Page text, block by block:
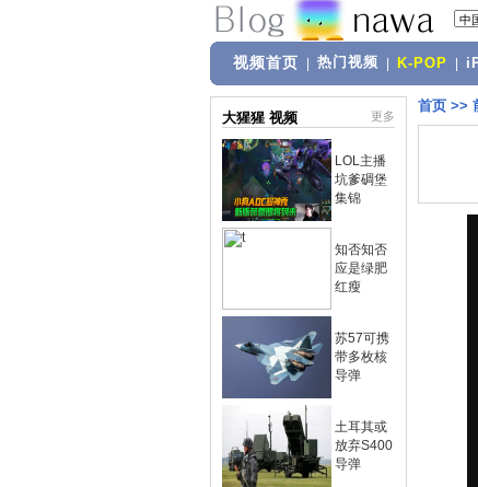
视频首页 热门视频 K-POP
大猩猩 视频 更多
LOL主播
坑爹碉堡
集锦
知否知否
应是绿肥
红瘦
苏57可携
带多枚核
导弹
土耳其或
放弃S400
导弹
首页 >>